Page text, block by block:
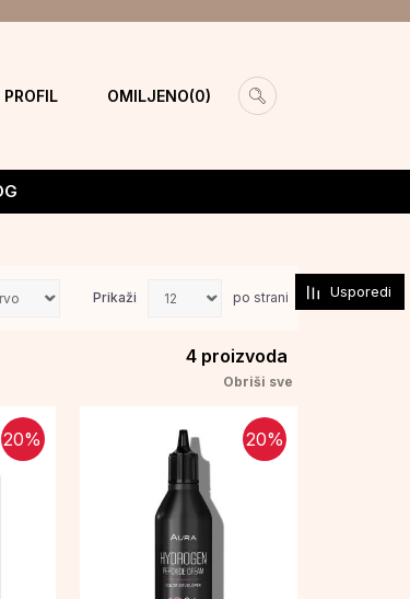
PROFIL 0
OMILJENO
Prikaži po strani
4 proizvoda
Obriši sve
20% 20%
Usporedi